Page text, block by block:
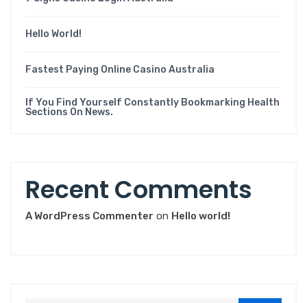
Hello World!
Fastest Paying Online Casino Australia
If You Find Yourself Constantly Bookmarking Health
Sections On News.
Recent Comments
A WordPress Commenter on Hello world!